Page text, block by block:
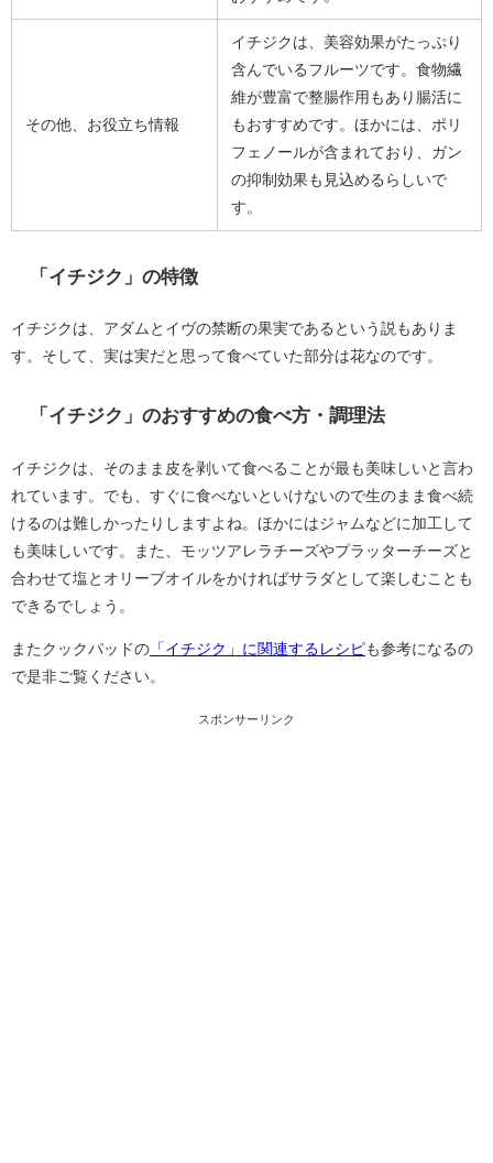
その他、お役立ち情報
イチジクは、美容効果がたっぷり
含んでいるフルーツです。食物繊
維が豊富で整腸作用もあり腸活に
もおすすめです。ほかには、ポリ
フェノールが含まれており、ガン
の抑制効果も見込めるらしいで
す。
「イチジク」の特徴
イチジクは、アダムとイヴの禁断の果実であるという説もありま
す。そして、実は実だと思って食べていた部分は花なのです。
「イチジク」のおすすめの食べ方・調理法
イチジクは、そのまま皮を剥いて食べることが最も美味しいと言わ
れています。でも、すぐに食べないといけないので生のまま食べ続
けるのは難しかったりしますよね。ほかにはジャムなどに加工して
も美味しいです。また、モッツアレラチーズやプラッターチーズと
合わせて塩とオリーブオイルをかければサラダとして楽しむことも
できるでしょう。
またクックパッドの 「イチジク」に関連するレシピも参考になるの
で是非ご覧ください。
スポンサーリンク